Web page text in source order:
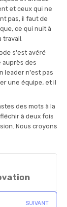
et ceux qui ne
pas, il faut de
ce qui nuit à
s'est avéré
auprès des
leader n'est pas
une équipe, et il
des mots à la
à deux fois
Nous croyons
SUIVANT